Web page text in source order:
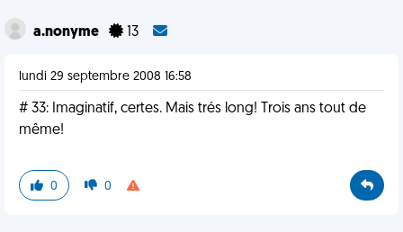
a.nonyme 13
lundi 29 septembre 2008 16:58
# 33: Imaginatif, certes. Mais trés long! Trois ans tout de
même!
0 0